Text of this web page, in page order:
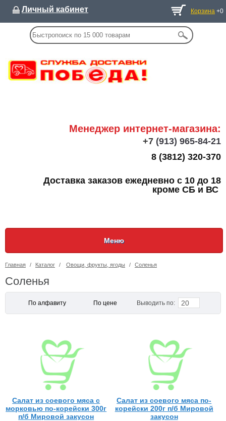
Личный кабинет Корзина +0
Менеджер интернет-магазина:
+7 (913) 965-84-21
8 (3812) 320-370
Доставка заказов ежедневно с 10 до 18
кроме СБ и ВС
Меню
Главная / Каталог / Овощи, фрукты, ягоды / Соленья
Соленья
По алфавиту По цене Выводить по: 20
Салат из соевого мяса с
морковью по-корейски 300г
п/б Мировой закусон
Салат из соевого мяса по-
корейски 200г п/б Мировой
закусон